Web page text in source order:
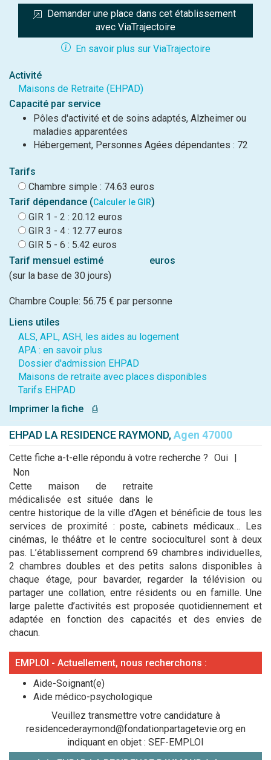
Demander une place dans cet établissement
avec ViaTrajectoire
En savoir plus sur ViaTrajectoire
Activité
Maisons de Retraite (EHPAD)
Capacité par service
Pôles d'activité et de soins adaptés, Alzheimer ou
maladies apparentées
Hébergement, Personnes Agées dépendantes : 72
Tarifs
Chambre simple : 74.63 euros
Tarif dépendance (Calculer le GIR)
GIR 1 - 2 : 20.12 euros
GIR 3 - 4 : 12.77 euros
GIR 5 - 6 : 5.42 euros
Tarif mensuel estimé
euros
(sur la base de 30 jours)
Chambre Couple: 56.75 € par personne
Liens utiles
ALS, APL, ASH, les aides au logement
APA : en savoir plus
Dossier d'admission EHPAD
Maisons de retraite avec places disponibles
Tarifs EHPAD
Imprimer la fiche
⎙
EHPAD LA RESIDENCE RAYMOND,Agen 47000
Cette fiche a-t-elle répondu à votre recherche ? Oui |
Non
Cette maison de retraite
médicalisée est située dans le
centre historique de la ville d’Agen et bénéficie de tous les
services de proximité : poste, cabinets médicaux… Les
cinémas, le théâtre et le centre socioculturel sont à deux
pas. L’établissement comprend 69 chambres individuelles,
2 chambres doubles et des petits salons disponibles à
chaque étage, pour bavarder, regarder la télévision ou
partager une collation, entre résidents ou en famille. Une
large palette d’activités est proposée quotidiennement et
adaptée en fonction des capacités et des envies de
chacun.
EMPLOI - Actuellement, nous recherchons :
Aide-Soignant(e)
Aide médico-psychologique
Veuillez transmettre votre candidature à
residencederaymond@fondationpartagetevie.org en
indiquant en objet : SEF-EMPLOI